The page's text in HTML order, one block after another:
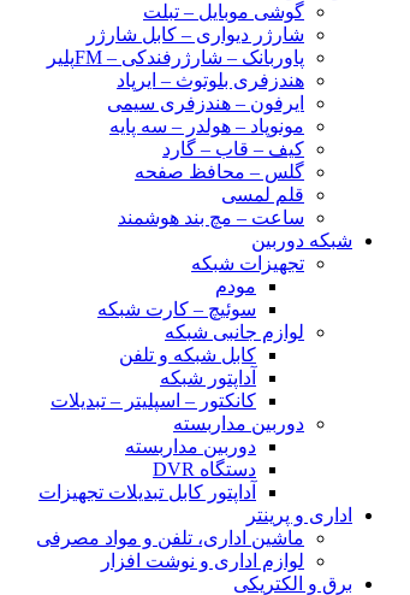
گوشی موبایل – تبلت
شارژر دیواری – کابل شارژر
پاوربانک – شارژرفندکی – FMپلیر
هندزفری بلوتوث – ایرپاد
ایرفون – هندزفری سیمی
مونوپاد – هولدر – سه پایه
کیف – قاب – گارد
گلس – محافظ صفحه
قلم لمسی
ساعت – مچ بند هوشمند
شبکه دوربین
تجهیزات شبکه
مودم
سوئیچ – کارت شبکه
لوازم جانبی شبکه
کابل شبکه و تلفن
آداپتور شبکه
کانکتور – اسپلیتر – تبدیلات
دوربین مداربسته
دوربین مداربسته
دستگاه DVR
آداپتور کابل تبدیلات تجهیزات
اداری و پرینتر
ماشین اداری، تلفن و مواد مصرفی
لوازم اداری و نوشت افزار
برق و الکتریکی